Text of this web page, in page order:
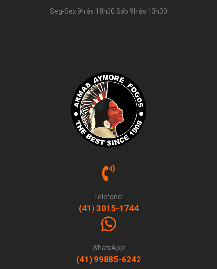
Seg-Sex 9h às 18h00 Sáb 9h às 13h30
Telefone:
(41) 3015-1744
WhatsApp:
(41) 99885-6242